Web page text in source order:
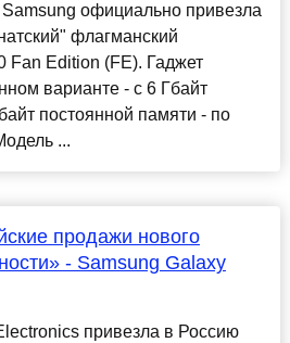
официально привезла
флагманский
Fan Edition (FE). Гаджет
варианте - с 6 Гбайт
постоянной памяти - по
...
продажи нового
- Samsung Galaxy
привезла в Россию